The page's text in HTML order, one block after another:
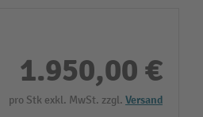
1.950,00 €
pro Stk exkl. MwSt. zzgl. Versand